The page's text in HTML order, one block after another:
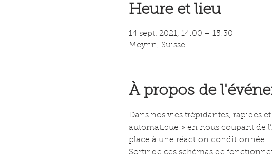
Heure et lieu
14 sept. 2021, 14:00 – 15:30
Meyrin, Suisse
À propos de
Dans nos vies trépidantes, rapides
automatique » en nous coupant de
place à une réaction conditionnée.
Sortir de ces schémas de